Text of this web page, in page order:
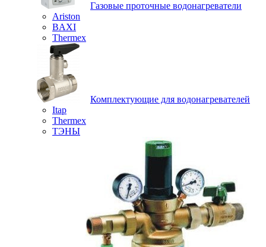
Газовые проточные водонагреватели
Ariston
BAXI
Thermex
Комплектующие для водонагревателей
Itap
Thermex
ТЭНЫ